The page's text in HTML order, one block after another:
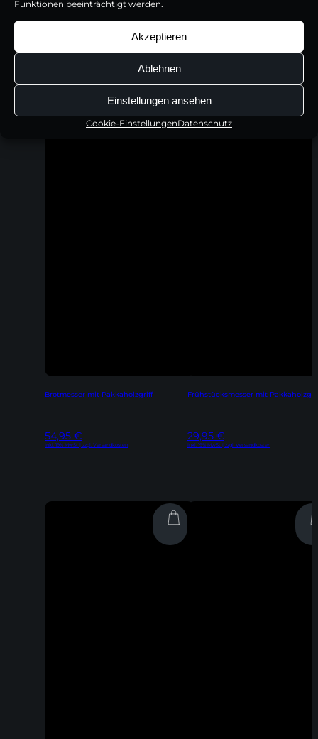
Funktionen beeinträchtigt werden.
Akzeptieren
Ablehnen
Einstellungen ansehen
Cookie-EinstellungenDatenschutz
Brotmesser mit Pakkaholzgriff
54,95 €
Inkl. 19% MwSt | zzgl. Versandkosten
Frühstücksmesser mit
29,95 €
Inkl. 19% MwSt | zzgl. Versandkosten